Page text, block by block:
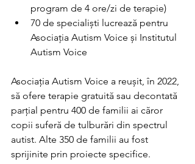
program de 4 ore/zi de terapie)
70 de specialiști lucrează pentru
Asociația Autism Voice și Institutul
Autism Voice
Asociația Autism Voice a reușit, în 2022,
să ofere terapie gratuită sau decontată
parțial pentru 400 de familii ai căror
copii suferă de tulburări din spectrul
autist. Alte 350 de familii au fost
sprijinite prin proiecte specifice.